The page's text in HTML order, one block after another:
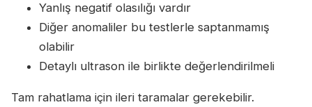
Yanlış negatif olasılığı vardır
Diğer anomaliler bu testlerle saptanmamış
olabilir
Detaylı ultrason ile birlikte değerlendirilmeli
Tam rahatlama için ileri taramalar gerekebilir.